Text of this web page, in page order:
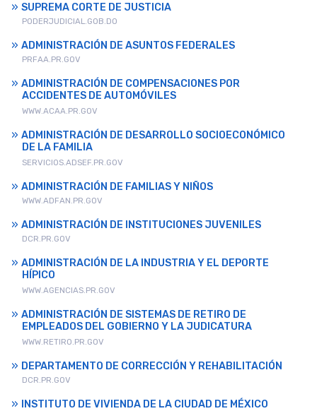
SUPREMA CORTE DE JUSTICIA
PODERJUDICIAL.GOB.DO
ADMINISTRACIÓN DE ASUNTOS FEDERALES
PRFAA.PR.GOV
ADMINISTRACIÓN DE COMPENSACIONES POR
ACCIDENTES DE AUTOMÓVILES
WWW.ACAA.PR.GOV
ADMINISTRACIÓN DE DESARROLLO SOCIOECONÓMICO
DE LA FAMILIA
SERVICIOS.ADSEF.PR.GOV
ADMINISTRACIÓN DE FAMILIAS Y NIÑOS
WWW.ADFAN.PR.GOV
ADMINISTRACIÓN DE INSTITUCIONES JUVENILES
DCR.PR.GOV
ADMINISTRACIÓN DE LA INDUSTRIA Y EL DEPORTE
HÍPICO
WWW.AGENCIAS.PR.GOV
ADMINISTRACIÓN DE SISTEMAS DE RETIRO DE
EMPLEADOS DEL GOBIERNO Y LA JUDICATURA
WWW.RETIRO.PR.GOV
DEPARTAMENTO DE CORRECCIÓN Y REHABILITACIÓN
DCR.PR.GOV
INSTITUTO DE VIVIENDA DE LA CIUDAD DE MÉXICO